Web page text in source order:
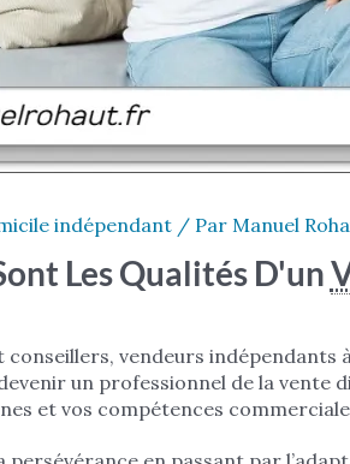
indépendant/ Par Manuel
Les Qualités D'un
conseillers, vendeurs indépendants
un professionnel de la
et vos compétences